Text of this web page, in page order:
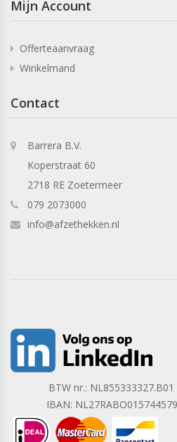
Mijn Account
Offerteaanvraag
Winkelmand
Contact
Barrera B.V.
Koperstraat 60
2718 RE Zoetermeer
079 2073000
info@afzethekken.nl
BTW nr.:
IBAN: